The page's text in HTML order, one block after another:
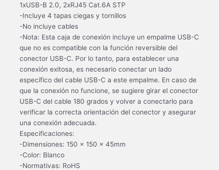
1xUSB-B 2.0, 2xRJ45 Cat.6A STP
-Incluye 4 tapas ciegas y tornillos
-No incluye cables
-Nota: Esta caja de conexión incluye un empalme USB-C
que no es compatible con la función reversible del
conector USB-C. Por lo tanto, para establecer una
conexión exitosa, es necesario conectar un lado
específico del cable USB-C a este empalme. En caso de
que la conexión no funcione, se sugiere girar el conector
USB-C del cable 180 grados y volver a conectarlo para
verificar la correcta orientación del conector y asegurar
una conexión adecuada.
Especificaciones:
-Dimensiones: 150 x 150 x 45mm
-Color: Blanco
-Normativas: RoHS